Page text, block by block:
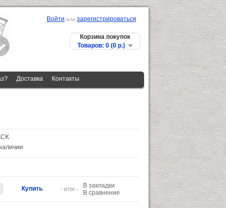
Корзина покупок
Товаров: 0 (0 p.)
Войти или зарегистрироваться
Доставка Контакты
- или -
В закладки
В сравнение